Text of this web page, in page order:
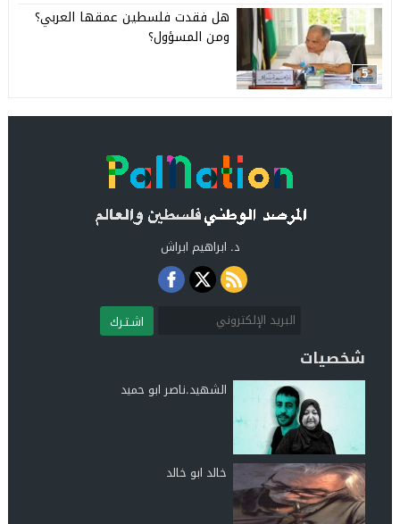
5
هل فقدت فلسطين عمقها العربي؟
ومن المسؤول؟
د. ابراهيم ابراش
اشـتـرك
شخصيات
الشهيد.ناصر ابو حميد
خالد ابو خالد